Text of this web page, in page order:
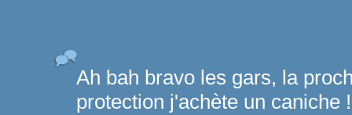
Ah bah bravo les gars, la
protection j'achète un caniche !